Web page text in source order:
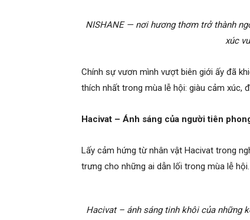
NISHANE — nơi hương thơm trở thành
xúc
Chính sự vươn mình vượt biên giới ấy đã
thích nhất trong mùa lễ hội: giàu cảm xúc,
Hacivat – Ánh sáng của người tiên
Lấy cảm hứng từ nhân vật Hacivat trong
trưng cho những ai dẫn lối trong mùa lễ hội.
Hacivat – ánh sáng tinh khôi của những